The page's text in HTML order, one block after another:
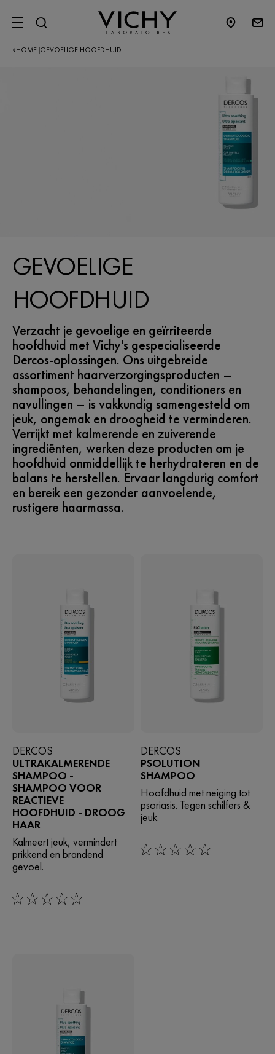
SITE MENU
HOME GEVOELIGE HOOFDHUID
GEVOELIGE
HOOFDHUID
Verzacht je gevoelige en geïrriteerde
hoofdhuid met Vichy's gespecialiseerde
Dercos-oplossingen. Ons uitgebreide
assortiment haarverzorgingsproducten –
shampoos, behandelingen, conditioners en
navullingen – is vakkundig samengesteld om
jeuk, ongemak en droogheid te verminderen.
Verrijkt met kalmerende en zuiverende
ingrediënten, werken deze producten om je
hoofdhuid onmiddellijk te herhydrateren en de
balans te herstellen. Ervaar langdurig comfort
en bereik een gezonder aanvoelende,
rustigere haarmassa.
DERCOS
ULTRAKALMERENDE
SHAMPOO -
SHAMPOO VOOR
REACTIEVE
HOOFDHUID - DROOG
HAAR
Kalmeert jeuk, vermindert
prikkend en brandend
gevoel.
0/5
DERCOS
PSOLUTION
SHAMPOO
Hoofdhuid met neiging tot
psoriasis. Tegen schilfers &
jeuk.
0/5